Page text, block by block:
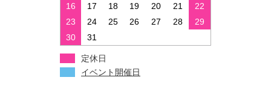
16
17 18 19 20 21
22
23
24 25 26 27 28
29
30
31
定休日
イベント開催日